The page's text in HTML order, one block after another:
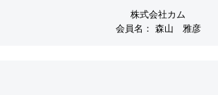
株式会社カム
会員名： 森山 雅彦